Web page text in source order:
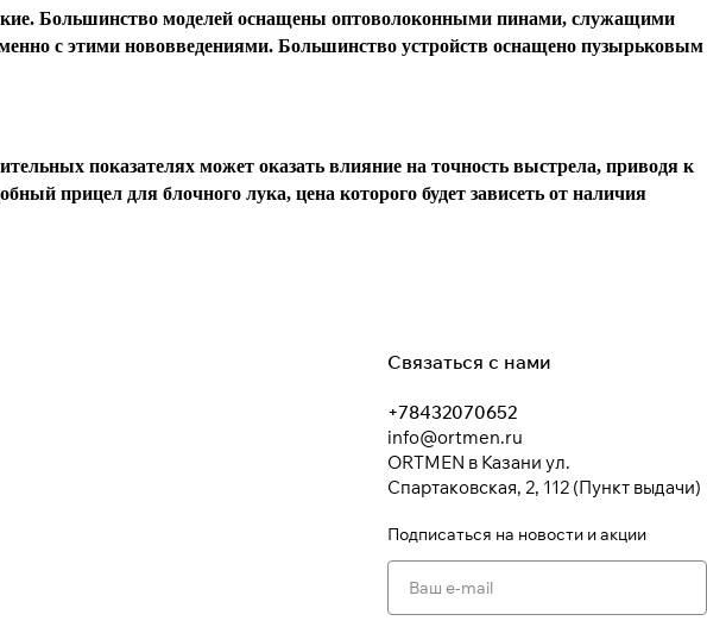
Большинство моделей оснащены оптоволоконными пинами, служащими
с этими нововведениями. Большинство устройств оснащено пузырьковым
показателях может оказать влияние на точность выстрела, приводя к
прицел для блочного лука, цена которого будет зависеть от наличия
недели
Связаться с нами
+78432070652
info@ortmen.ru
ORTMEN в Казани ул.
Спартаковская, 2, 112 (Пункт выдачи)
Подписаться на новости и акции